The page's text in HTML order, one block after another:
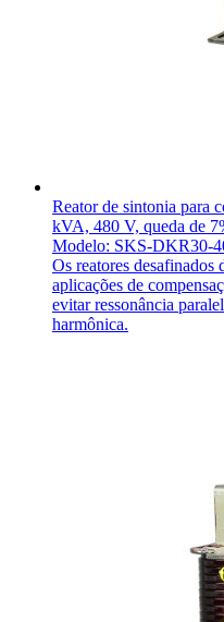
Reator de sintonia para
kVA, 480 V, queda de
Modelo: SKS-DKR30-
Os reatores
aplicações de
evitar ressonância
harmônica.